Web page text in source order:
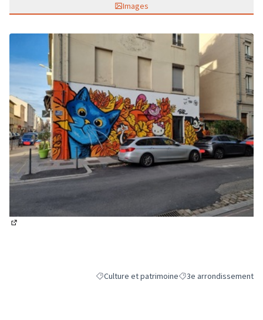
Images
Filtrer les résultats de la catégorie : Culture et
Culture et patrimoineFiltrer les résultats
3e arrondissement